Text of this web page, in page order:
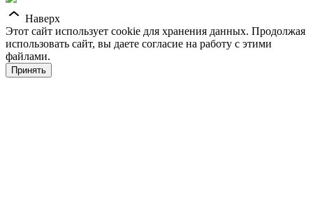
Наверх
Этот сайт использует cookie для хранения данных. Продолжая
использовать сайт, вы даете согласие на работу с этими
файлами.
Принять